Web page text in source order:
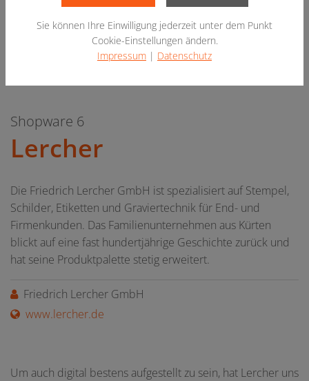
Sie können Ihre Einwilligung jederzeit unter dem Punkt
Cookie-Einstellungen ändern.
Impressum | Datenschutz
Shopware 6
Lercher
Die Friedrich Lercher GmbH ist spezialisiert auf Stempel,
Schilder, Etiketten und Graviertechnik für End- und
Firmenkunden. Das Familienunternehmen aus Kürten
blickt auf eine fast hundertjährige Geschichte zurück und
hat seine Produktpalette stetig erweitert.
Friedrich Lercher GmbH
www.lercher.de
Um auch digital bestens aufgestellt zu sein, hat Lercher uns